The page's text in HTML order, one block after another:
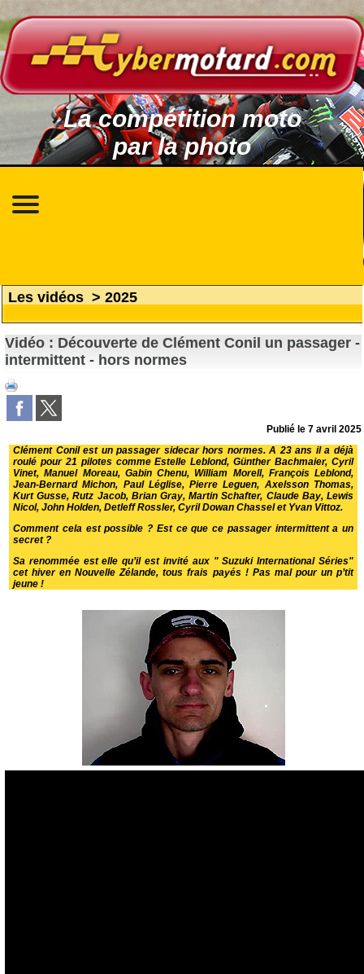
La compétition moto
par la photo
Les vidéos > 2025
Vidéo : Découverte de Clément Conil un passager -
intermittent - hors normes
Publié le7 avril 2025
Clément Conil est un passager sidecar hors normes. A 23 ans il a déjà
roulé pour 21 pilotes comme Estelle Leblond, Günther Bachmaier, Cyril
Vinet, Manuel Moreau, Gabin Chenu, William Morell, François Leblond,
Jean-Bernard Michon, Paul Léglise, Pierre Leguen, Axelsson Thomas,
Kurt Gusse, Rutz Jacob, Brian Gray, Martin Schafter, Claude Bay, Lewis
Nicol, John Holden, Detleff Rossler, Cyril Dowan Chassel et Yvan Vittoz.
Comment cela est possible ? Est ce que ce passager intermittent a un
secret ?
Sa renommée est elle qu’il est invité aux " Suzuki International Séries"
cet hiver en Nouvelle Zélande, tous frais payés ! Pas mal pour un p’tit
jeune !